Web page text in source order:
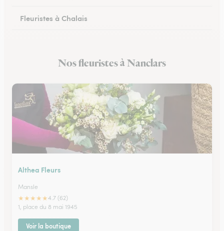
Fleuristes à Chalais
Fleuristes à Ruelle-sur-Touvre
Nos fleuristes à Nanclars
Althea Fleurs
Mansle
★★★★★4.7 (62)
1, place du 8 mai 1945
Voir la boutique